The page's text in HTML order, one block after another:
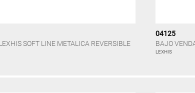
SOFT LINE METALICA REVERSIBLE
04125
BAJO
LEXHIS